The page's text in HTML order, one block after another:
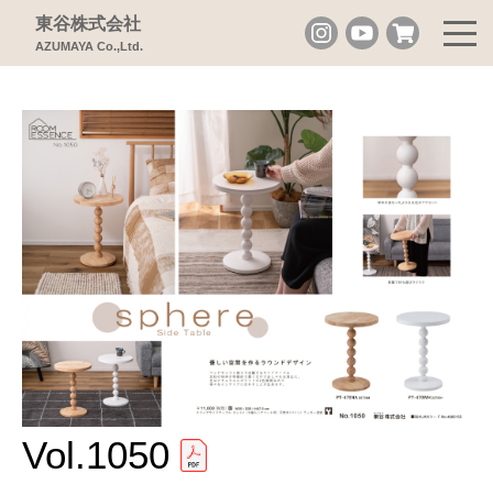
東谷株式会社
AZUMAYA Co.,Ltd.
Vol.1050